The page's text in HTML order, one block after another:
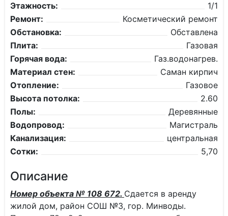
Этажность:
1/1
Ремонт:
Косметический ремонт
Обстановка:
Обставлена
Плита:
Газовая
Горячая вода:
Газ.водонагрев.
Материал стен:
Саман кирпич
Отопление:
Газовое
Высота потолка:
2.60
Полы:
Деревянные
Водопровод:
Магистраль
Канализация:
центральная
Сотки:
5,70
Описание
Номер объекта № 108 672. Сдается в аренду
жилой дом, район СОШ №3, гор. Минводы.